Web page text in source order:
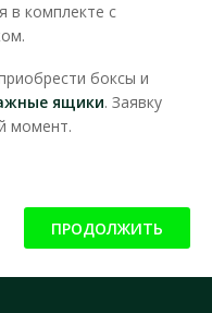
в комплекте с
боксы и
ящики. Заявку
момент.
ПРОДОЛЖИТЬ